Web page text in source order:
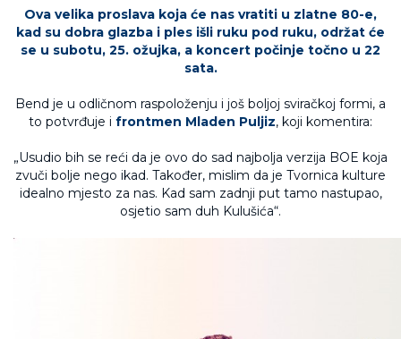
Ova velika proslava koja će nas vratiti u zlatne 80-e,
kad su dobra glazba i ples išli ruku pod ruku, održat će
se u subotu, 25. ožujka, a koncert počinje točno u 22
sata.
Bend je u odličnom raspoloženju i još boljoj sviračkoj formi, a
to potvrđuje i frontmen Mladen Puljiz, koji komentira:
„Usudio bih se reći da je ovo do sad najbolja verzija BOE koja
zvuči bolje nego ikad. Također, mislim da je Tvornica kulture
idealno mjesto za nas. Kad sam zadnji put tamo nastupao,
osjetio sam duh Kulušića“.